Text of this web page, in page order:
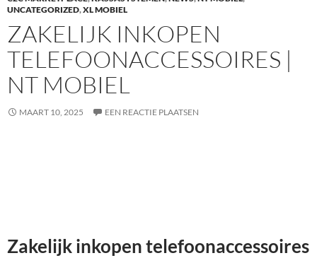
UNCATEGORIZED,XL MOBIEL
ZAKELIJK INKOPEN
TELEFOONACCESSOIRES |
NT MOBIEL
MAART 10, 2025 EEN REACTIE PLAATSEN
Zakelijk inkopen telefoonaccessoires